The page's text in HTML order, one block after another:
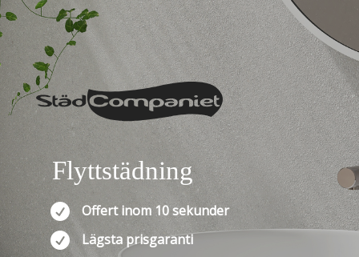
Flyttstädning
 Offert inom 10 sekunder
 Lägsta prisgaranti